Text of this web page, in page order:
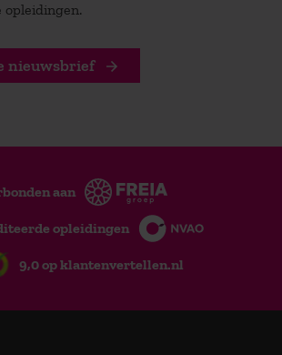
opleidingen.
nieuwsbrief
aan
opleidingen
9,0 op klantenvertellen.nl